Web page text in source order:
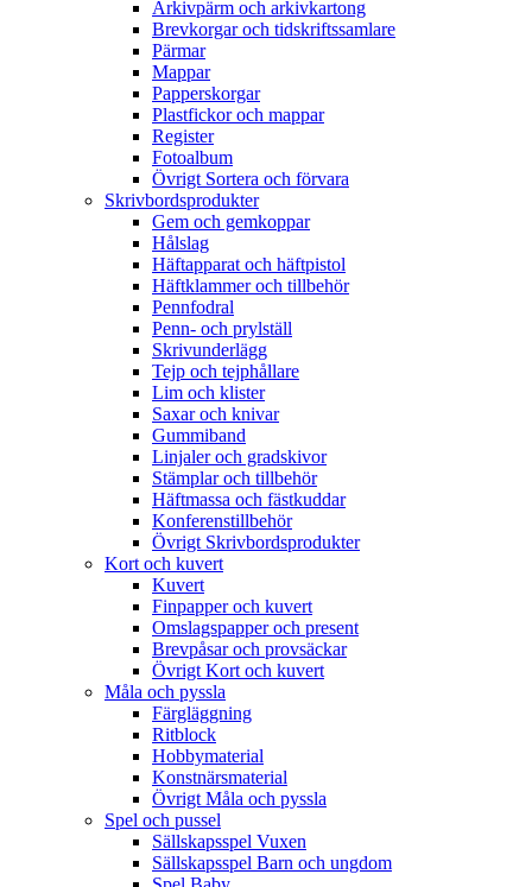
Arkivpärm och arkivkartong
Brevkorgar och tidskriftssamlare
Pärmar
Mappar
Papperskorgar
Plastfickor och mappar
Register
Fotoalbum
Övrigt Sortera och förvara
Skrivbordsprodukter
Gem och gemkoppar
Hålslag
Häftapparat och häftpistol
Häftklammer och tillbehör
Pennfodral
Penn- och prylställ
Skrivunderlägg
Tejp och tejphållare
Lim och klister
Saxar och knivar
Gummiband
Linjaler och gradskivor
Stämplar och tillbehör
Häftmassa och fästkuddar
Konferenstillbehör
Övrigt Skrivbordsprodukter
Kort och kuvert
Kuvert
Finpapper och kuvert
Omslagspapper och present
Brevpåsar och provsäckar
Övrigt Kort och kuvert
Måla och pyssla
Färgläggning
Ritblock
Hobbymaterial
Konstnärsmaterial
Övrigt Måla och pyssla
Spel och pussel
Sällskapsspel Vuxen
Sällskapsspel Barn och ungdom